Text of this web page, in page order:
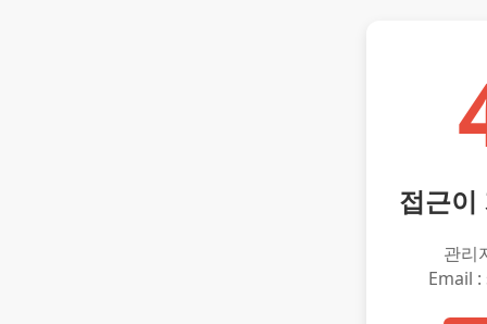
접근이
관리
Email